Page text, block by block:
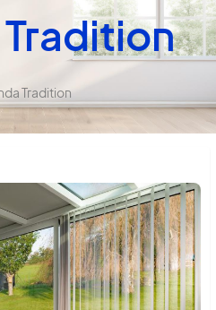
Tradition